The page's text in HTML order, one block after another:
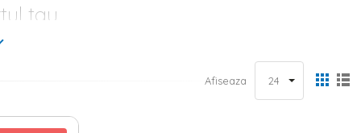
tau
si sa aduca frumusete dormitorului tau. In oferta Homelux vei
un
pat matrimonial
iti reincarci bateriile dupa o zi plina si obositoare, toate
Afiseaza